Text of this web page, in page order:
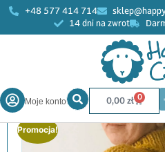
+48 577 414 714
14 dni na zwrot
Moje konto 0,00zł 0
Kobiety » Swetry
recznie robiony musztardowy
Promocja!